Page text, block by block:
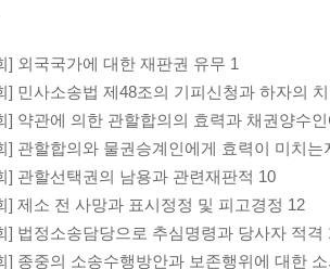
] 외국국가에 대한 재판권 유무 1
] 민사소송법 제48조의 기피신청과 하자의
] 약관에 의한 관할합의의 효력과 채권양수
] 관할합의와 물권승계인에게 효력이 미치는
] 관할선택권의 남용과 관련재판적 10
] 제소 전 사망과 표시정정 및 피고경정 12
] 법정소송담당으로 추심명령과 당사자 적격
] 종중의 소송수행방안과 보존행위에 대한